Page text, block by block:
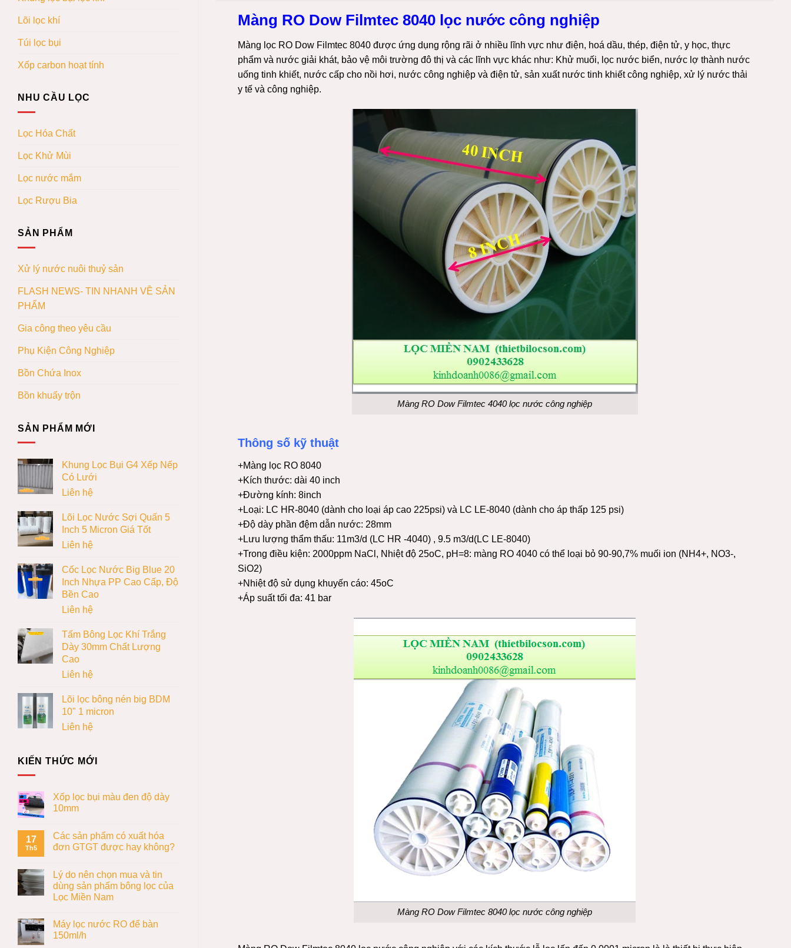
Lõi lọc khí
Túi lọc bụi
Xốp carbon hoạt tính
NHU CẦU LỌC
Lọc Hóa Chất
Lọc Khử Mùi
Lọc nước mắm
Lọc Rượu Bia
SẢN PHẨM
Xử lý nước nuôi thuỷ sản
FLASH NEWS- TIN NHANH VỀ SẢN
PHẨM
Gia công theo yêu cầu
Phụ Kiện Công Nghiệp
Bồn Chứa Inox
Bồn khuấy trộn
SẢN PHẨM MỚI
Khung Lọc Bụi G4 Xếp Nếp
Có Lưới
Liên hệ
Lõi Lọc Nước Sợi Quấn 5
Inch 5 Micron Giá Tốt
Liên hệ
Cốc Lọc Nước Big Blue 20
Inch Nhựa PP Cao Cấp, Độ
Bền Cao
Liên hệ
Tấm Bông Lọc Khí Trắng
Dày 30mm Chất Lượng
Cao
Liên hệ
Lõi lọc bông nén big BDM
10" 1 micron
Liên hệ
KIẾN THỨC MỚI
Xốp lọc bụi màu đen độ dày
10mm
17
Th5
Các sản phẩm có xuất hóa
đơn GTGT được hay không?
Lý do nên chọn mua và tin
dùng sản phẩm bông lọc của
Lọc Miền Nam
Máy lọc nước RO để bàn
150ml/h
Màng RO Dow Filmtec 8040 lọc nước công nghiệp
Màng lọc RO Dow Filmtec 8040 được ứng dụng rộng rãi ở nhiều lĩnh vực như điện, hoá dầu, thép, điện tử, y học, thực
phẩm và nước giải khát, bảo vệ môi trường đô thị và các lĩnh vực khác như: Khử muối, lọc nước biển, nước lợ thành nước
uống tinh khiết, nước cấp cho nồi hơi, nước công nghiệp và điện tử, sản xuất nước tinh khiết công nghiệp, xử lý nước thải
y tế và công nghiệp.
Màng RO Dow Filmtec 4040 lọc nước công nghiệp
Thông số kỹ thuật
+Màng lọc RO 8040
+Kích thước: dài 40 inch
+Đường kính: 8inch
+Loại: LC HR-8040 (dành cho loại áp cao 225psi) và LC LE-8040 (dành cho áp thấp 125 psi)
+Độ dày phần đệm dẫn nước: 28mm
+Lưu lượng thẩm thấu: 11m3/d (LC HR -4040) , 9.5 m3/d(LC LE-8040)
+Trong điều kiện: 2000ppm NaCl, Nhiệt độ 25oC, pH=8: màng RO 4040 có thể loại bỏ 90-90,7% muối ion (NH4+, NO3-,
SiO2)
+Nhiệt độ sử dụng khuyến cáo: 45oC
+Áp suất tối đa: 41 bar
Màng RO Dow Filmtec 8040 lọc nước công nghiệp